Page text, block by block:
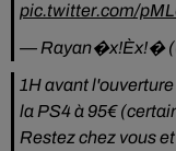
pic.twitter.com/
— Rayan�x!Èx!�
1H avant
la PS4 à 95€
Restez chez vous